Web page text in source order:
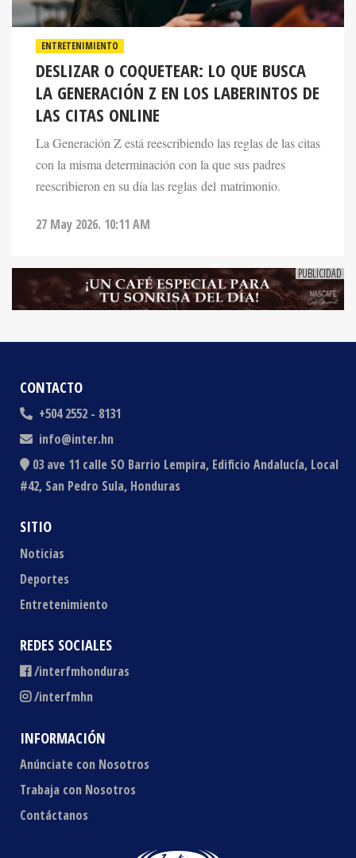
ENTRETENIMIENTO
DESLIZAR O COQUETEAR: LO QUE BUSCA
LA GENERACIÓN Z EN LOS LABERINTOS DE
LAS CITAS ONLINE
La Generación Z está reescribiendo las reglas de las citas
con la misma determinación con la que sus padres
reescribieron en su día las reglas del matrimonio.
CONTACTO
+504 2552 - 8131
info@inter.hn
03 ave 11 calle SO Barrio Lempira, Edificio Andalucía, Local
#42, San Pedro Sula, Honduras
SITIO
Noticias
Deportes
Entretenimiento
REDES SOCIALES
/interfmhonduras
/interfmhn
INFORMACIÓN
Anúnciate con Nosotros
Trabaja con Nosotros
Contáctanos